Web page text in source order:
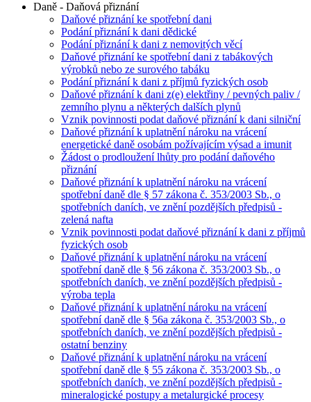
Daně - Daňová přiznání
Daňové přiznání ke spotřební dani
Podání přiznání k dani dědické
Podání přiznání k dani z nemovitých věcí
Daňové přiznání ke spotřební dani z tabákových
výrobků nebo ze surového tabáku
Podání přiznání k dani z příjmů fyzických osob
Daňové přiznání k dani z(e) elektřiny / pevných paliv /
zemního plynu a některých dalších plynů
Vznik povinnosti podat daňové přiznání k dani silniční
Daňové přiznání k uplatnění nároku na vrácení
energetické daně osobám požívajícím výsad a imunit
Žádost o prodloužení lhůty pro podání daňového
přiznání
Daňové přiznání k uplatnění nároku na vrácení
spotřební daně dle § 57 zákona č. 353/2003 Sb., o
spotřebních daních, ve znění pozdějších předpisů -
zelená nafta
Vznik povinnosti podat daňové přiznání k dani z příjmů
fyzických osob
Daňové přiznání k uplatnění nároku na vrácení
spotřební daně dle § 56 zákona č. 353/2003 Sb., o
spotřebních daních, ve znění pozdějších předpisů -
výroba tepla
Daňové přiznání k uplatnění nároku na vrácení
spotřební daně dle § 56a zákona č. 353/2003 Sb., o
spotřebních daních, ve znění pozdějších předpisů -
ostatní benziny
Daňové přiznání k uplatnění nároku na vrácení
spotřební daně dle § 55 zákona č. 353/2003 Sb., o
spotřebních daních, ve znění pozdějších předpisů -
mineralogické postupy a metalurgické procesy